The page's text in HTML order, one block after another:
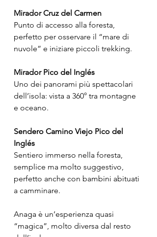
Mirador Cruz del Carmen
Punto di accesso alla foresta,
perfetto per osservare il “mare di
nuvole” e iniziare piccoli trekking.
Mirador Pico del Inglés
Uno dei panorami più spettacolari
dell’isola: vista a 360° tra montagne
e oceano.
Sendero Camino Viejo Pico del
Inglés
Sentiero immerso nella foresta,
semplice ma molto suggestivo,
perfetto anche con bambini abituati
a camminare.
Anaga è un’esperienza quasi
“magica”, molto diversa dal resto